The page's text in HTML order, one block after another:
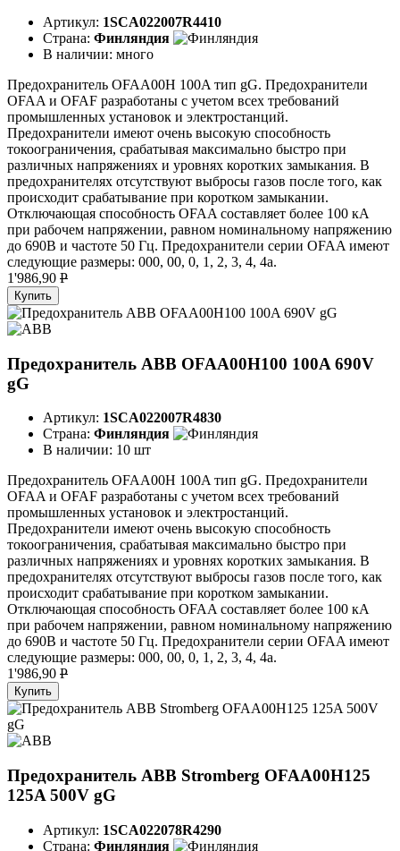
Артикул: 1SCA022007R4410
Страна: Финляндия
В наличии: много
Предохранитель OFAA00H 100A тип gG. Предохранители
OFAA и OFAF разработаны с учетом всех требований
промышленных установок и электростанций.
Предохранители имеют очень высокую способность
токоограничения, срабатывая максимально быстро при
различных напряжениях и уровнях коротких замыкания. В
предохранителях отсутствуют выбросы газов после того, как
происходит срабатывание при коротком замыкании.
Отключающая способность OFAA составляет более 100 кА
при рабочем напряжении, равном номинальному напряжению
до 690В и частоте 50 Гц. Предохранители серии OFAA имеют
следующие размеры: 000, 00, 0, 1, 2, 3, 4, 4а.
1'986,90 P
Купить
Предохранитель ABB OFAA00H100 100A 690V
gG
Артикул: 1SCA022007R4830
Страна: Финляндия
В наличии: 10 шт
Предохранитель OFAA00H 100A тип gG. Предохранители
OFAA и OFAF разработаны с учетом всех требований
промышленных установок и электростанций.
Предохранители имеют очень высокую способность
токоограничения, срабатывая максимально быстро при
различных напряжениях и уровнях коротких замыкания. В
предохранителях отсутствуют выбросы газов после того, как
происходит срабатывание при коротком замыкании.
Отключающая способность OFAA составляет более 100 кА
при рабочем напряжении, равном номинальному напряжению
до 690В и частоте 50 Гц. Предохранители серии OFAA имеют
следующие размеры: 000, 00, 0, 1, 2, 3, 4, 4а.
1'986,90 P
Купить
Предохранитель ABB Stromberg OFAA00H125
125A 500V gG
Артикул: 1SCA022078R4290
Страна: Финляндия